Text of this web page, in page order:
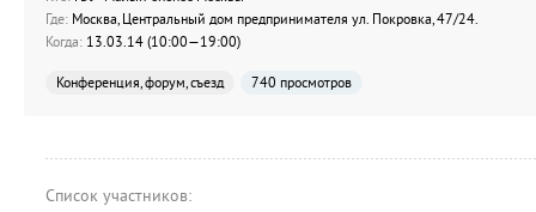
Где: Москва, Центральный дом предпринимателя ул. Покровка, 47/24.
Когда: 13.03.14 (10:00—19:00)
Конференция, форум, съезд 740 просмотров
Список участников: